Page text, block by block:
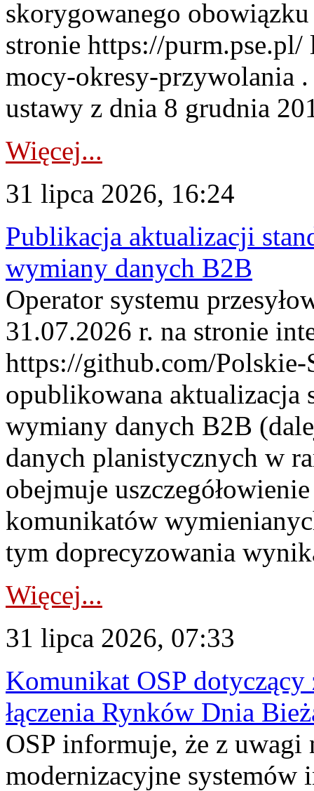
skorygowanego
stronie https://
mocy-okresy-przywolania
ustawy z dnia 8 grudnia
Więcej...
31 lipca 2026, 16:24
Publikacja aktualizacji
wymiany danych B2B
Operator systemu
31.07.2026 r. na stronie
https://github.com/Polskie-
opublikowana aktualizacja
wymiany danych B2B
danych planistycznych w
obejmuje
komunikatów
tym doprecyzowania
Więcej...
31 lipca 2026, 07:33
Komunikat OSP dotyczący
łączenia Rynków Dnia
OSP informuje, że z uwagi
modernizacyjne